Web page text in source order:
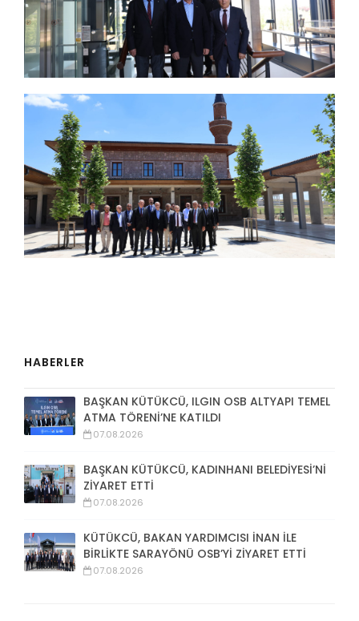
HABERLER
BAŞKAN KÜTÜKCÜ, ILGIN OSB ALTYAPI TEMEL
ATMA TÖRENİ’NE KATILDI
07.08.2026
BAŞKAN KÜTÜKCÜ, KADINHANI BELEDİYESİ’Nİ
ZİYARET ETTİ
07.08.2026
KÜTÜKCÜ, BAKAN YARDIMCISI İNAN İLE
BİRLİKTE SARAYÖNÜ OSB’Yİ ZİYARET ETTİ
07.08.2026